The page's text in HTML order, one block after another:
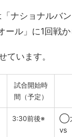
ナショナルバ
ル」に1回戦か
ています。
試合開始時
間（予定）
3:30前後※
◯
vs